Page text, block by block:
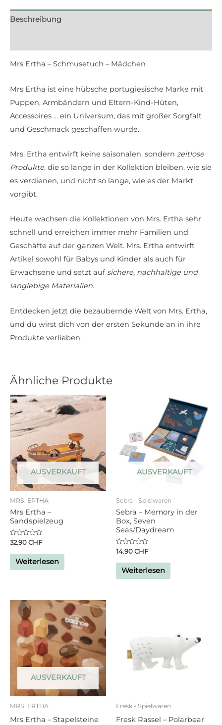
Beschreibung
Mrs Ertha – Schmusetuch – Mädchen
Mrs Ertha ist eine hübsche portugiesische Marke mit
Puppen, Armbändern und Eltern-Kind-Hüten,
Accessoires … ein Universum, das mit großer Sorgfalt
und Geschmack geschaffen wurde.
Mrs. Ertha entwirft keine saisonalen, sondern zeitlose
Produkte, die so lange in der Kollektion bleiben, wie sie
es verdienen, und nicht so lange, wie es der Markt
vorgibt.
Heute wachsen die Kollektionen von Mrs. Ertha sehr
schnell und erreichen immer mehr Familien und
Geschäfte auf der ganzen Welt. Mrs. Ertha entwirft
Artikel sowohl für Babys und Kinder als auch für
Erwachsene und setzt auf sichere, nachhaltige und
langlebige Materialien.
Entdecken jetzt die bezaubernde Welt von Mrs. Ertha,
und du wirst dich von der ersten Sekunde an in ihre
Produkte verlieben.
Ähnliche Produkte
AUSVERKAUFT
MRS. ERTHA
Mrs Ertha –
Sandspielzeug
Bewertet
0
von
32.90CHF
Weiterlesen
AUSVERKAUFT
Sebra - Spielwaren
Sebra – Memory in der
Box, Seven
Seas/Daydream
Bewertet
0
von
14.90CHF
Weiterlesen
AUSVERKAUFT
MRS. ERTHA
Mrs Ertha – Stapelsteine
Fresk - Spielwaren
Fresk Rassel – Polarbear